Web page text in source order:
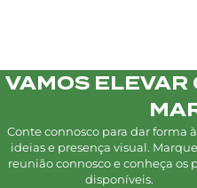
VAMOS ELEVAR
Conte connosco para dar forma
ideias e presença visual.
reunião connosco e conheça os
disponíveis.